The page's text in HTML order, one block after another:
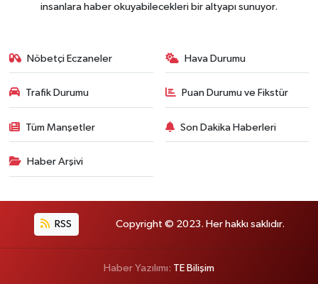
insanlara haber okuyabilecekleri bir altyapı sunuyor.
Nöbetçi Eczaneler Hava Durumu
Trafik Durumu Puan Durumu ve Fikstür
Tüm Manşetler Son Dakika Haberleri
Haber Arşivi
RSS Copyright © 2023. Her hakkı saklıdır.
Haber Yazılımı: TE Bilişim